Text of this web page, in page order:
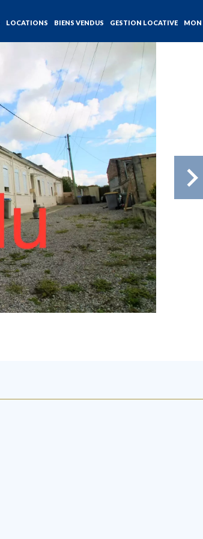
LOCATIONS BIENS VENDUS GESTION LOCATIVE MON